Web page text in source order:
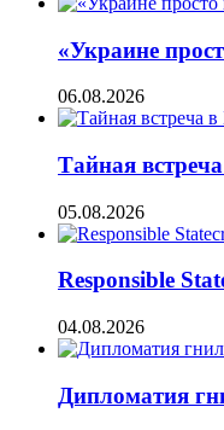
«Украине
06.08.2026
Тайная
05.08.2026
Responsible
04.08.2026
Дипломатия